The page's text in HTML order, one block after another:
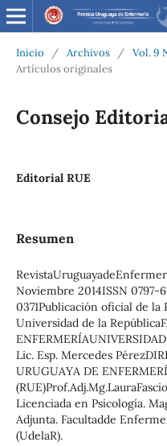
Inicio / Archivos / Vol. 9
Artículos originales
Consejo
Editorial RUE
Resumen
Noviembre 2014ISSN 0797-
0371Publicación oficial de
Universidad de la
Lic. Esp. Mercedes
URUGUAYA DE
Licenciada en Psicología.
Adjunta. Facultadde
(UdelaR).